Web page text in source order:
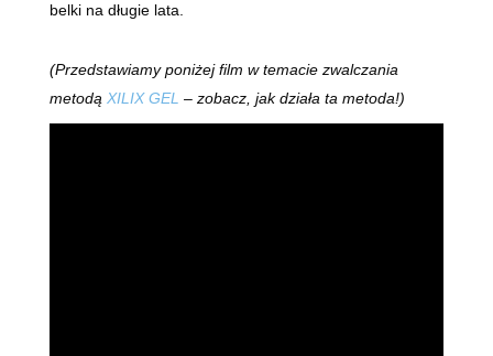
belki na długie lata.
(Przedstawiamy poniżej film w temacie zwalczania
metodą XILIX GEL – zobacz, jak działa ta metoda!)